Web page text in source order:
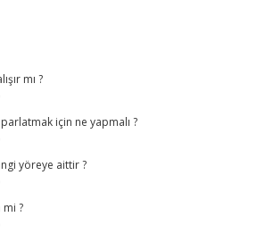
mı ?
için ne yapmalı ?
yöreye aittir ?
mi ?